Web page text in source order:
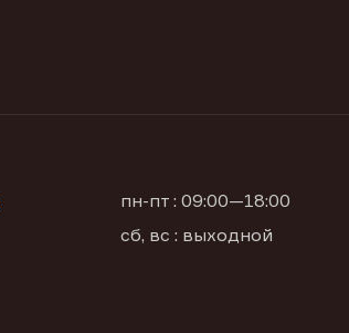
пн-пт : 09:00—18:00
сб, вс : выходной